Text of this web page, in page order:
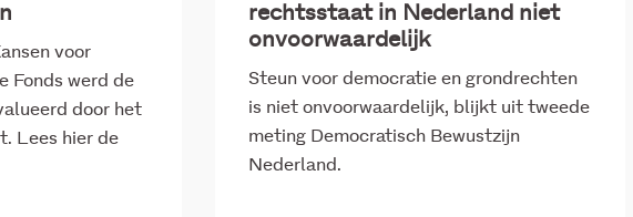
voor
Fonds werd de
door het
Lees hier de
rechtsstaat in Nederland niet
onvoorwaardelijk
Steun voor democratie en grondrechten
is niet onvoorwaardelijk, blijkt uit tweede
meting Democratisch Bewustzijn
Nederland.